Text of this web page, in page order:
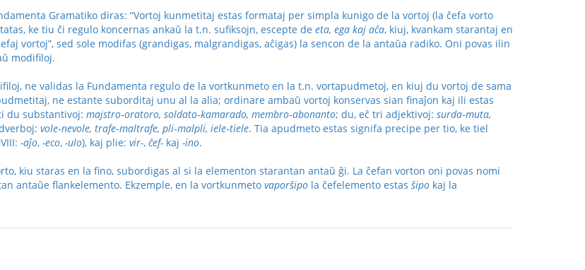
Gramatiko diras: “Vortoj kunmetitaj estas formataj per simpla kunigo de la vortoj (la ĉefa vorto
ke tiu ĉi regulo koncernas ankaŭ la t.n. sufiksojn, escepte de eta, ega kaj aĉa, kiuj, kvankam starantaj en
vortoj”, sed sole modifas (grandigas, malgrandigas, aĉigas) la sencon de la antaŭa radiko. Oni povas ilin
modifiloj.
ne validas la Fundamenta regulo de la vortkunmeto en la t.n. vortapudmetoj, en kiuj du vortoj de sama
ne estante suborditaj unu al la alia; ordinare ambaŭ vortoj konservas sian finaĵon kaj ili estas
du substantivoj: majstro‑oratoro, soldato‑kamarado, membro‑abonanto; du, eĉ tri adjektivoj: surda‑muta,
vole‑nevole, trafe‑maltrafe, pli‑malpli, iele‑tiele. Tia apudmeto estas signifa precipe per tio, ke tiel
-aĵo, -eco, -ulo), kaj plie: vir-, ĉef- kaj -ino.
kiu staras en la fino, subordigas al si la elementon starantan antaŭ ĝi. La ĉefan vorton oni povas nomi
antaŭe flankelemento. Ekzemple, en la vortkunmeto vaporŝipo la ĉefelemento estas ŝipo kaj la